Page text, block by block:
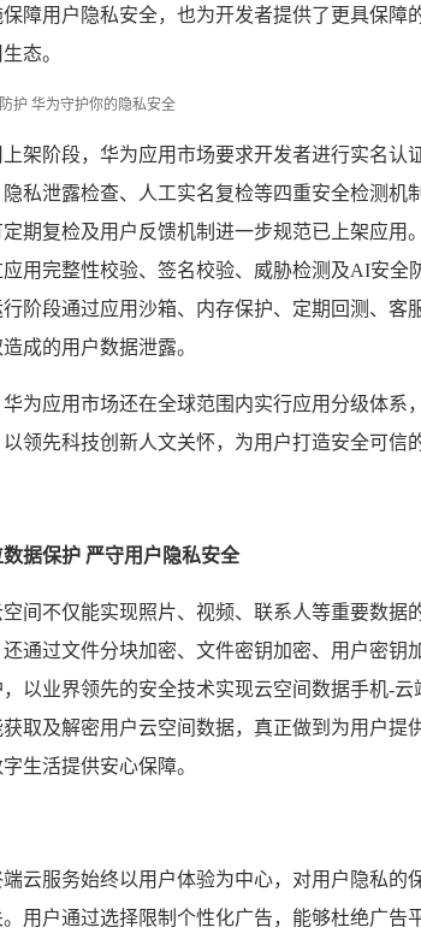
障用户隐私安全，也为开发者提供了更具保障
态。
架阶段，华为应用市场要求开发者进行实名认
私泄露检查、人工实名复检等四重安全检测机
定期复检及用户反馈机制进一步规范已上架应用
用完整性校验、签名校验、威胁检测及AI安全
阶段通过应用沙箱、内存保护、定期回测、客
成的用户数据泄露。
华为应用市场还在全球范围内实行应用分级体系
领先科技创新人文关怀，为用户打造安全可信
据保护 严守用户隐私安全
间不仅能实现照片、视频、联系人等重要数据
还通过文件分块加密、文件密钥加密、用户密钥
以业界领先的安全技术实现云空间数据手机-
取及解密用户云空间数据，真正做到为用户提
生活提供安心保障。
云服务始终以用户体验为中心，对用户隐私的
用户通过选择限制个性化广告，能够杜绝广告